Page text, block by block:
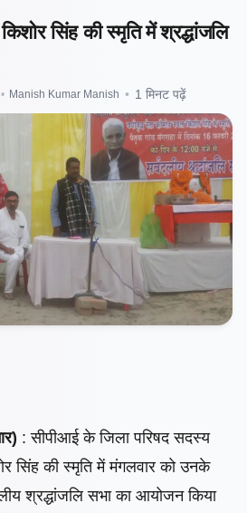
सिंह की स्मृति में श्रद्धांजलि
• Manish Kumar Manish • 1 मिनट पढ़ें
: सीपीआई के जिला परिषद सदस्य
सिंह की स्मृति में मंगलवार को उनके
श्रद्धांजलि सभा का आयोजन किया